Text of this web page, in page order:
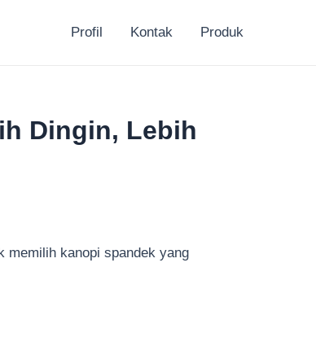
Profil Kontak Produk
Dingin, Lebih
memilih kanopi spandek yang